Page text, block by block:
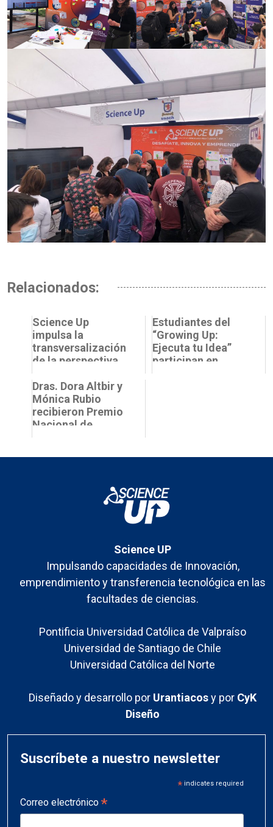
Relacionados:
Science Up
impulsa la
transversalización
de la perspectiva
asignaturas del
Minor de Inn...
Estudiantes del
“Growing Up:
Ejecuta tu Idea”
participan en
Dras. Dora Altbir y
Mónica Rubio
recibieron Premio
Nacional de
Science UP
Impulsando capacidades de Innovación,
emprendimiento y transferencia tecnológica en las
facultades de ciencias.
Pontificia Universidad Católica de Valpraíso
Universidad de Santiago de Chile
Universidad Católica del Norte
Diseñado y desarrollo por Urantiacosy por CyK
Diseño
Suscríbete a nuestro newsletter
*indicates required
Correo electrónico *